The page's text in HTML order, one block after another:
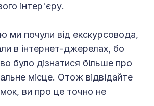
інтер'єру.
ми почули від екскурсовода,
в інтернет-джерелах, бо
було дізнатися більше про
місце. Отож відвідайте
ви про це точно не